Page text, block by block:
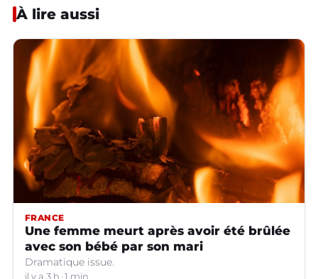
À lire aussi
FRANCE
Une femme meurt après avoir été brûlée
avec son bébé par son mari
Dramatique issue.
il y a 3 h 1 min